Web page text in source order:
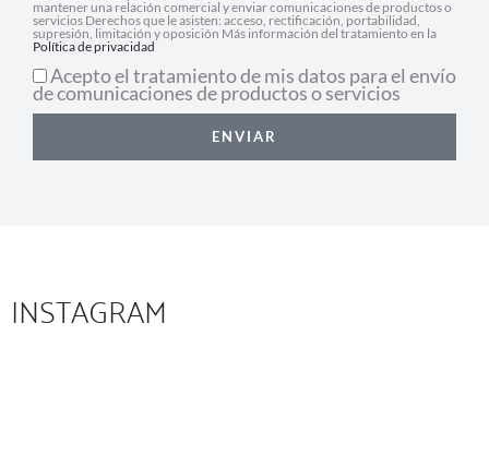
mantener una relación comercial y enviar comunicaciones de productos o
servicios Derechos que le asisten: acceso, rectificación, portabilidad,
supresión, limitación y oposición Más información del tratamiento en la
Política de privacidad
Acepto el tratamiento de mis datos para el envío
de comunicaciones de productos o servicios
ENVIAR
INSTAGRAM